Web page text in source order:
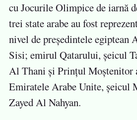
cu Jocurile Olimpice de iarnă
trei state arabe au fost
nivel de președintele egiptean
Sisi; emirul Qatarului, șeicul
Al Thani și Prințul Moștenitor
Emiratele Arabe Unite, șeicul
Zayed Al Nahyan.